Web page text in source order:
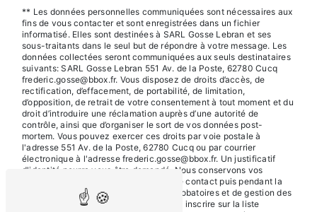
** Les données personnelles communiquées sont nécessaires aux
fins de vous contacter et sont enregistrées dans un fichier
informatisé. Elles sont destinées à SARL Gosse Lebran et ses
sous-traitants dans le seul but de répondre à votre message. Les
données collectées seront communiquées aux seuls destinataires
suivants: SARL Gosse Lebran 551 Av. de la Poste, 62780 Cucq
frederic.gosse@bbox.fr. Vous disposez de droits d’accès, de
rectification, d’effacement, de portabilité, de limitation,
d’opposition, de retrait de votre consentement à tout moment et du
droit d’introduire une réclamation auprès d’une autorité de
contrôle, ainsi que d’organiser le sort de vos données post-
mortem. Vous pouvez exercer ces droits par voie postale à
l'adresse 551 Av. de la Poste, 62780 Cucq ou par courrier
électronique à l'adresse frederic.gosse@bbox.fr. Un justificatif
d'identité pourra vous être demandé. Nous conservons vos
données pendant la période de prise de contact puis pendant la
durée de prescription légale aux fins probatoires et de gestion des
contentieux. Vous avez le droit de vous inscrire sur la liste